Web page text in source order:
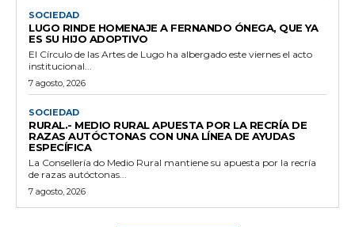
SOCIEDAD
LUGO RINDE HOMENAJE A FERNANDO ÓNEGA, QUE YA
ES SU HIJO ADOPTIVO
El Círculo de las Artes de Lugo ha albergado este viernes el acto
institucional...
7 agosto, 2026
SOCIEDAD
RURAL.- MEDIO RURAL APUESTA POR LA RECRÍA DE
RAZAS AUTÓCTONAS CON UNA LÍNEA DE AYUDAS
ESPECÍFICA
La Consellería do Medio Rural mantiene su apuesta por la recría
de razas autóctonas...
7 agosto, 2026